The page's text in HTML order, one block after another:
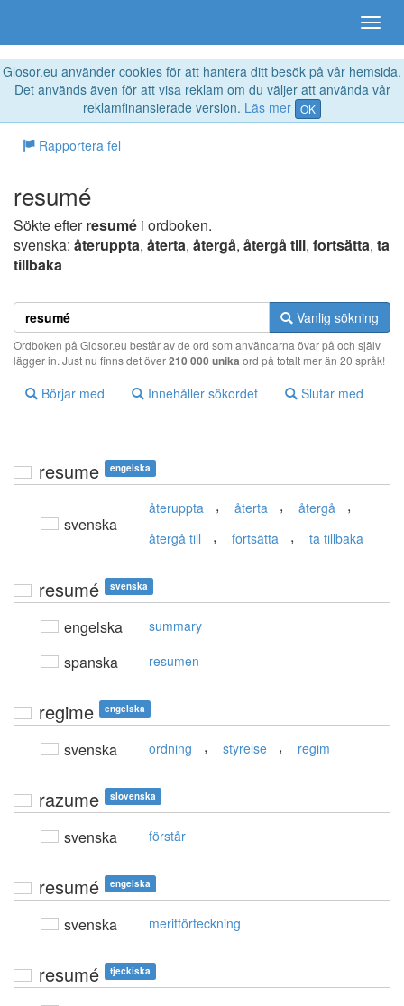
Glosor.eu använder cookies för att hantera ditt besök på vår hemsida.
Det används även för att visa reklam om du väljer att använda vår
reklamfinansierade version. Läs mer OK
Rapportera fel
resumé
Sökte efterresumé i ordboken.
svenska: återuppta, återta, återgå, återgå till, fortsätta, ta
tillbaka
Vanlig sökning
Ordboken på Glosor.eu består av de ord som användarna övar på och själv
lägger in. Just nu finns det över210 000 unika ord på totalt mer än 20 språk!
Börjar med Innehåller sökordet Slutar med
resume engelska
svenska
återuppta , återta , återgå ,
återgå till , fortsätta , ta tillbaka
resumé svenska
engelska summary
spanska resumen
regime engelska
svenska ordning , styrelse , regim
razume slovenska
svenska förstår
resumé engelska
svenska meritförteckning
resumé tjeckiska